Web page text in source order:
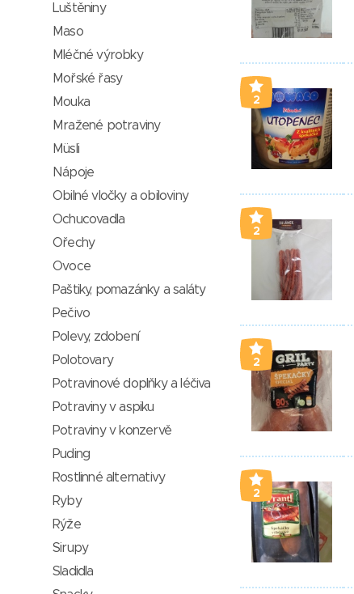
2
2
2
2
Luštěniny
Maso
Mléčné výrobky
Mořské řasy
Mouka
Mražené potraviny
Müsli
Nápoje
Obilné vločky a obiloviny
Ochucovadla
Ořechy
Ovoce
Paštiky, pomazánky a saláty
Pečivo
Polevy, zdobení
Polotovary
Potravinové doplňky a léčiva
Potraviny v aspiku
Potraviny v konzervě
Puding
Rostlinné alternativy
Ryby
Rýže
Sirupy
Sladidla